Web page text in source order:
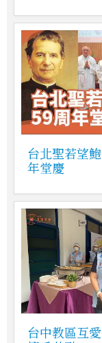
台北聖若望
年堂慶
台中教區互